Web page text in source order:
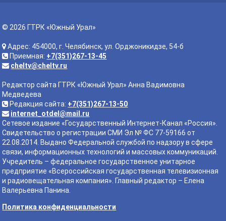
© 2026 ГТРК «Южный Урал»
Адрес: 454000, г. Челябинск, ул. Орджоникидзе, 54-б
Приемная: +7(351)267-13-45
cheltv@cheltv.ru
Редактор сайта ГТРК «Южный Урал» Анна Вадимовна
Медведева
Редакция сайта: +7(351)267-13-50
internet_otdel@mail.ru
Сетевое издание «Государственный Интернет-Канал «Россия».
Свидетельство о регистрации СМИ Эл № ФС 77-59166 от
22.08.2014. Выдано Федеральной службой по надзору в сфере
связи, информационных технологий и массовых коммуникаций.
Учредитель – федеральное государственное унитарное
предприятие «Всероссийская государственная телевизионная
и радиовещательная компания». Главный редактор – Елена
Валерьевна Панина.
Политика конфиденциальности